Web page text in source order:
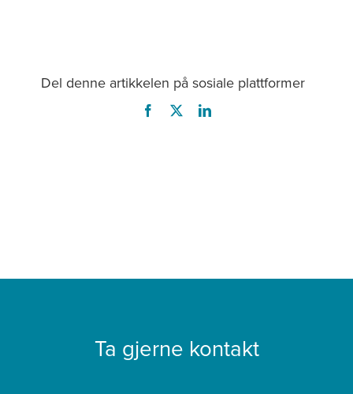
Del denne artikkelen på sosiale plattformer
Ta gjerne kontakt